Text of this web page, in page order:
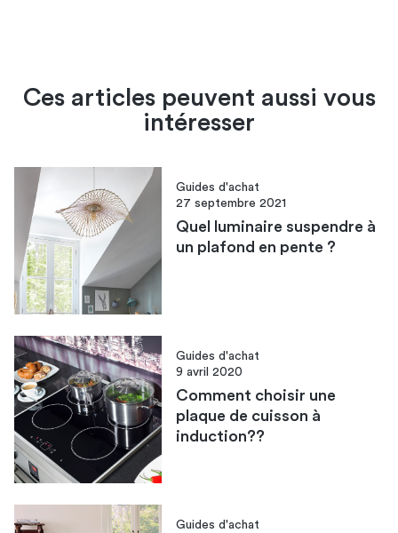
Ces articles peuvent aussi vous
intéresser
Guides d'achat
27 septembre 2021
Quel luminaire suspendre à
un plafond en pente ?
Guides d'achat
9 avril 2020
Comment choisir une
plaque de cuisson à
induction??
Guides d'achat